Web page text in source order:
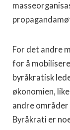
For det andre
for å mobilisere
byråkratisk
økonomien,
andre
Byråkrati er